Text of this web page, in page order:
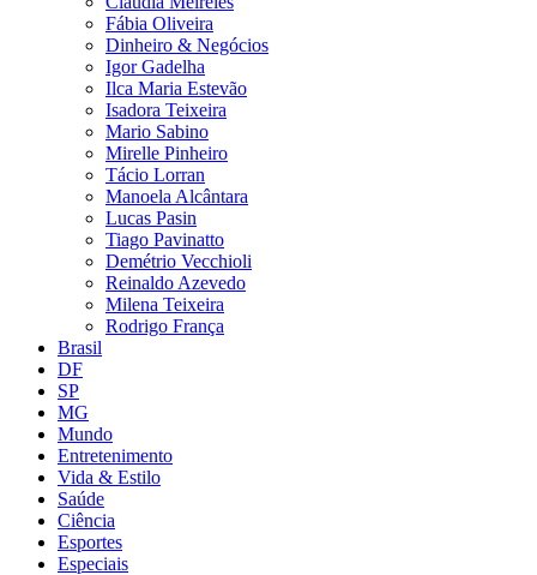
Fábia Oliveira
Dinheiro & Negócios
Igor Gadelha
Ilca Maria Estevão
Isadora Teixeira
Mario Sabino
Mirelle Pinheiro
Tácio Lorran
Manoela Alcântara
Lucas Pasin
Tiago Pavinatto
Demétrio Vecchioli
Reinaldo Azevedo
Milena Teixeira
Rodrigo França
Brasil
DF
SP
MG
Mundo
Entretenimento
Vida & Estilo
Saúde
Ciência
Esportes
Especiais